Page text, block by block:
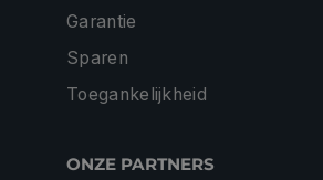
Garantie
Sparen
Toegankelijkheid
ONZE PARTNERS